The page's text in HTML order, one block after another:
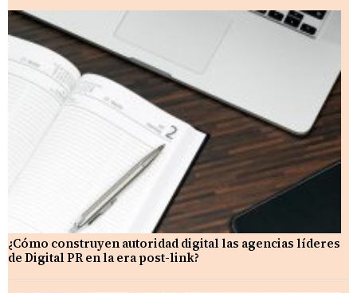
¿Cómo construyen autoridad digital las agencias líderes
de Digital PR en la era post-link?